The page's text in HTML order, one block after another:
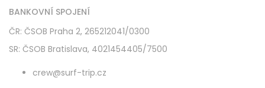
BANKOVNÍ SPOJENÍ
ČR: ČSOB Praha 2, 265212041/0300
SR: ČSOB Bratislava, 4021454405/7500
crew@surf-trip.cz